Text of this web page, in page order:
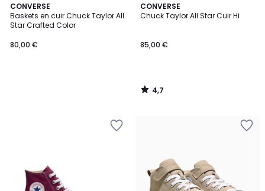
CONVERSE
Baskets en cuir Chuck Taylor All
Star Crafted Color
80,00 €
CONVERSE
Chuck Taylor All Star Cuir Hi
85,00 €
4,7
/ 5
4,7
/